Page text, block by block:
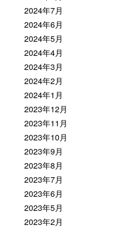
2024年7月
2024年6月
2024年5月
2024年4月
2024年3月
2024年2月
2024年1月
2023年12月
2023年11月
2023年10月
2023年9月
2023年8月
2023年7月
2023年6月
2023年5月
2023年2月